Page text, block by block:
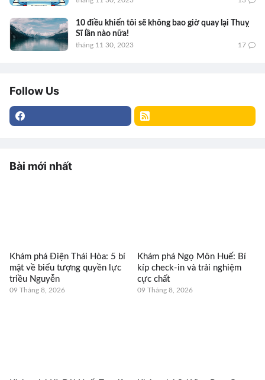
10 điều khiến tôi sẽ không bao giờ quay lại Thuỵ
Sĩ lần nào nữa!
tháng 11 30, 2023 17
Follow Us
Bài mới nhất
Khám phá Điện Thái Hòa: 5 bí
mật về biểu tượng quyền lực
triều Nguyễn
09 Tháng 8, 2026
Khám phá Ngọ Môn Huế: Bí
kíp check-in và trải nghiệm
cực chất
09 Tháng 8, 2026